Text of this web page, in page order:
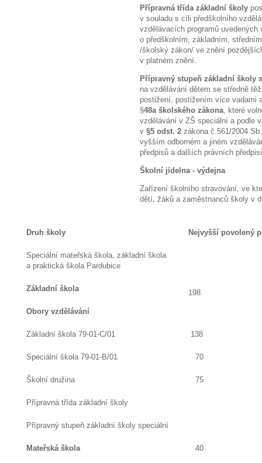
Přípravná třída základní školy
v souladu s cíli předškolního
vzdělávacích programů
o předškolním, základním,
/školský zákon/ ve znění
v platném znění.
Přípravný stupeň základní školy
na vzdělávání dětem se středně
postižení, postižením více vadami
§48a školského zákona, které
vzdělávání v ZŠ speciální a podle
v §5 odst. 2 zákona č.561/2004
vyšším odborném a jiném
předpisů a dalších právních
Školní jídelna - výdejna
Zařízení školního stravování, ve
dětí, žáků a zaměstnanců školy v
Druh školy Nejvyšší povolený
Speciální mateřská škola, základní škola
a praktická škola Pardubice
Základní škola 198
Obory vzdělávání
Základní škola 79-01-C/01 138
Speciální škola 79-01-B/01 70
Školní družina 75
Přípravná třída základní školy
Přípravný stupeň základní školy speciální
Mateřská škola 40